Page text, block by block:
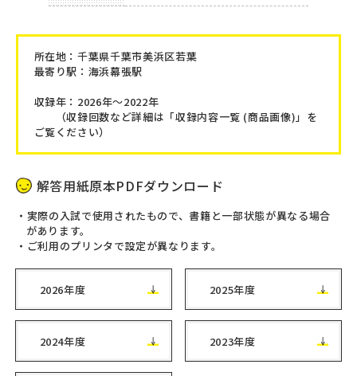
所在地：千葉県千葉市美浜区若葉
最寄り駅：海浜幕張駅
収録年：2026年～2022年
（収録回数など詳細は「収録内容一覧 (商品画像)」を
ご覧ください）
解答用紙原本PDFダウンロード
実際の入試で使用されたもので、書籍と一部状態が異なる場合
があります。
ご利用のプリンタで設定が異なります。
2026年度 2025年度
2024年度 2023年度